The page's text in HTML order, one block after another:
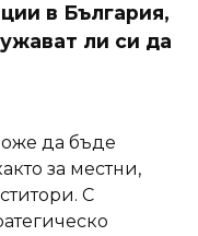
в България,
ли си да
да бъде
за местни,
С